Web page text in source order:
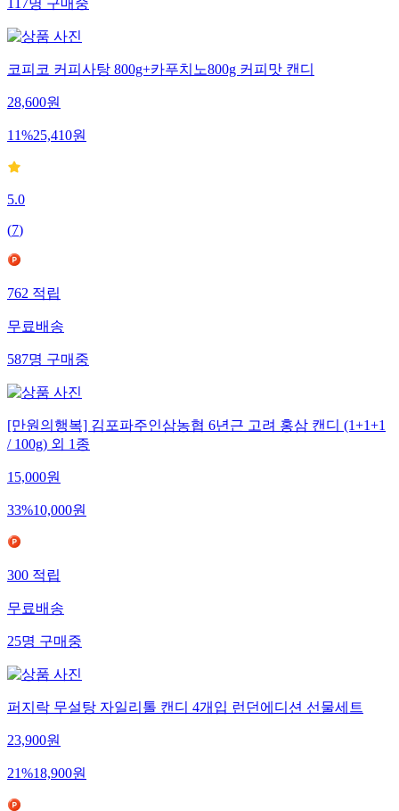
117명구매중
코피코 커피사탕 800g+카푸치노800g 커피맛 캔디
28,600원
11%25,410원
5.0
(7)
762적립
무료배송
587명구매중
[만원의행복] 김포파주인삼농협 6년근 고려 홍삼 캔디 (1+1+1
/ 100g) 외 1종
15,000원
33%10,000원
300적립
무료배송
25명구매중
퍼지락 무설탕 자일리톨 캔디 4개입 런던에디션 선물세트
23,900원
21%18,900원